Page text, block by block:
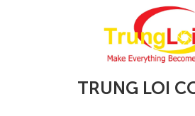
TRUNG LOI